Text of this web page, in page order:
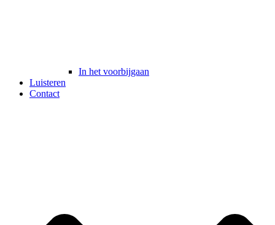
In het voorbijgaan
Luisteren
Contact